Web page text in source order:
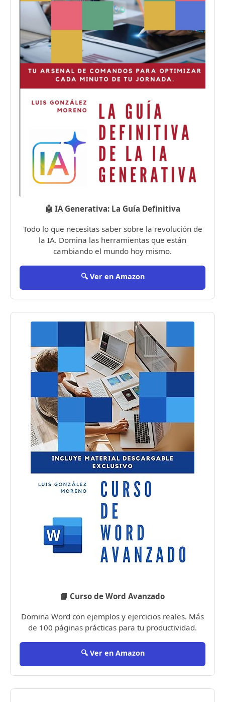
🤖 IA Generativa: La Guía Definitiva
Todo lo que necesitas saber sobre la revolución de
la IA. Domina las herramientas que están
cambiando el mundo hoy mismo.
🔍 Ver en Amazon
📘 Curso de Word Avanzado
Domina Word con ejemplos y ejercicios reales. Más
de 100 páginas prácticas para tu productividad.
🔍 Ver en Amazon